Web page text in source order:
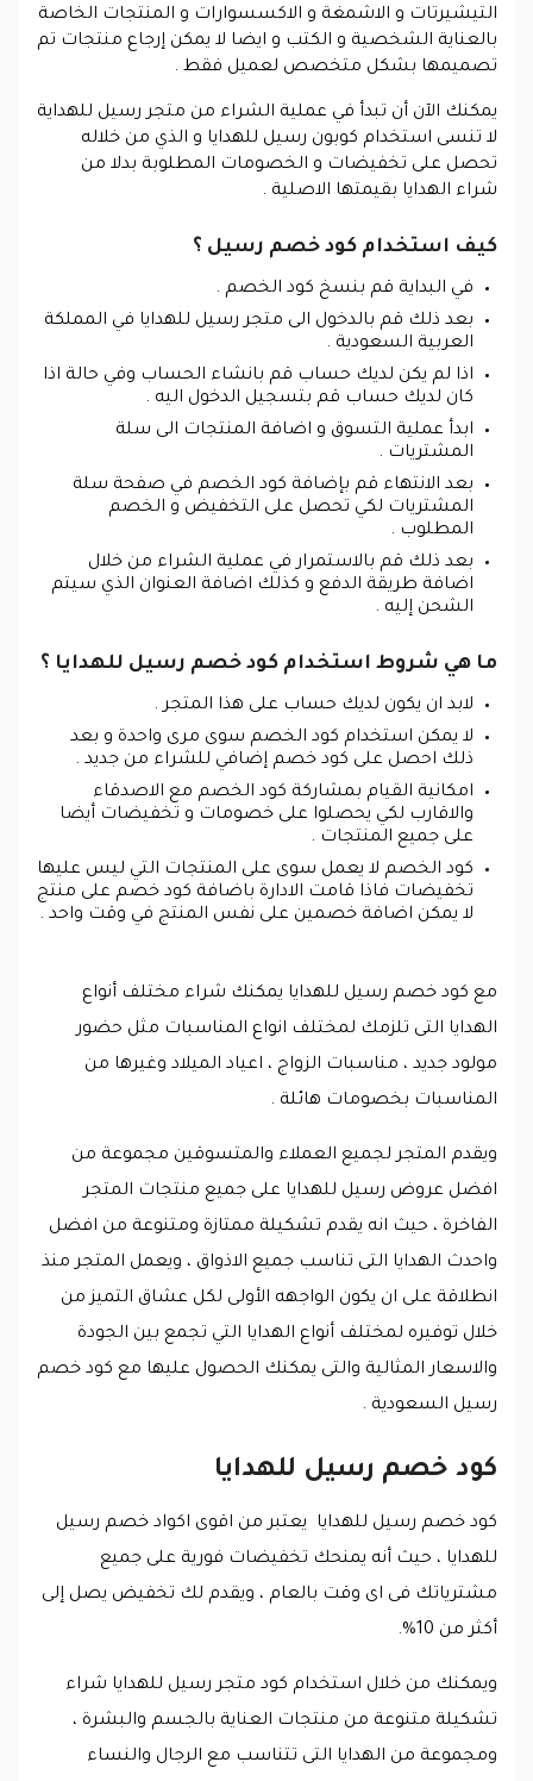
التيشيرتات و الاشمغة و الاكسسوارات و المنتجات الخاصة
بالعناية الشخصية و الكتب و ايضا لا يمكن إرجاع منتجات تم
تصميمها بشكل متخصص لعميل فقط .
يمكنك الآن أن تبدأ في عملية الشراء من متجر رسيل للهداية
لا تنسى استخدام كوبون رسيل للهدايا و الذي من خلاله
تحصل على تخفيضات و الخصومات المطلوبة بدلا من
شراء الهدايا بقيمتها الاصلية .
كيف استخدام كود خصم رسيل ؟
في البداية قم بنسخ كود الخصم .
بعد ذلك قم بالدخول الى متجر رسيل للهدايا في المملكة
العربية السعودية .
اذا لم يكن لديك حساب قم بانشاء الحساب وفي حالة اذا
كان لديك حساب قم بتسجيل الدخول اليه .
ابدأ عملية التسوق و اضافة المنتجات الى سلة
المشتريات .
بعد الانتهاء قم بإضافة كود الخصم في صفحة سلة
المشتريات لكي تحصل على التخفيض و الخصم
المطلوب .
بعد ذلك قم بالاستمرار في عملية الشراء من خلال
اضافة طريقة الدفع و كذلك اضافة العنوان الذي سيتم
الشحن إليه .
ما هي شروط استخدام كود خصم رسيل للهدايا ؟
لابد ان يكون لديك حساب على هذا المتجر .
لا يمكن استخدام كود الخصم سوى مرى واحدة و بعد
ذلك احصل على كود خصم إضافي للشراء من جديد .
امكانية القيام بمشاركة كود الخصم مع الاصدقاء
والاقارب لكي يحصلوا على خصومات و تخفيضات أيضا
على جميع المنتجات .
كود الخصم لا يعمل سوى على المنتجات التي ليس عليها
تخفيضات فاذا قامت الادارة باضافة كود خصم على منتج
لا يمكن اضافة خصمين على نفس المنتج في وقت واحد .
مع كود خصم رسيل للهدايا يمكنك شراء مختلف أنواع
الهدايا التى تلزمك لمختلف انواع المناسبات مثل حضور
مولود جديد ، مناسبات الزواج ، اعياد الميلاد وغيرها من
المناسبات بخصومات هائلة .
ويقدم المتجر لجميع العملاء والمتسوقين مجموعة من
افضل عروض رسيل للهدايا على جميع منتجات المتجر
الفاخرة ، حيث انه يقدم تشكيلة ممتازة ومتنوعة من افضل
واحدث الهدايا التى تناسب جميع الاذواق ، ويعمل المتجر منذ
انطلاقة على ان يكون الواجهه الأولى لكل عشاق التميز من
خلال توفيره لمختلف أنواع الهدايا التي تجمع بين الجودة
والاسعار المثالية والتى يمكنك الحصول عليها مع كود خصم
رسيل السعودية .
كود خصم رسيل للهدايا
كود خصم رسيل للهدايا يعتبر من اقوى اكواد خصم رسيل
للهدايا ، حيث أنه يمنحك تخفيضات فورية على جميع
مشترياتك فى اى وقت بالعام ، ويقدم لك تخفيض يصل إلى
أكثر من 10%.
ويمكنك من خلال استخدام كود متجر رسيل للهدايا شراء
تشكيلة متنوعة من منتجات العناية بالجسم والبشرة ،
ومجموعة من الهدايا التى تتناسب مع الرجال والنساء